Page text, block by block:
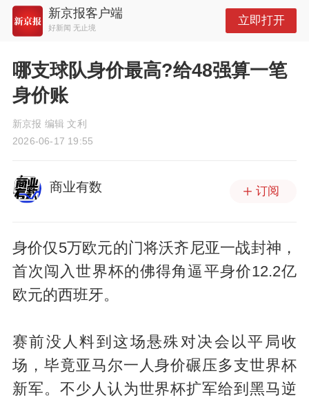
新京报客户端
好新闻 无止境
立即打开
哪支球队身价最高?给48强算一笔
身价账
新京报 编辑 文利
2026-06-17 19:55
商业有数 订阅
身价仅5万欧元的门将沃齐尼亚一战封神，
首次闯入世界杯的佛得角逼平身价12.2亿
欧元的西班牙。
赛前没人料到这场悬殊对决会以平局收
场，毕竟亚马尔一人身价碾压多支世界杯
新军。不少人认为世界杯扩军给到黑马逆